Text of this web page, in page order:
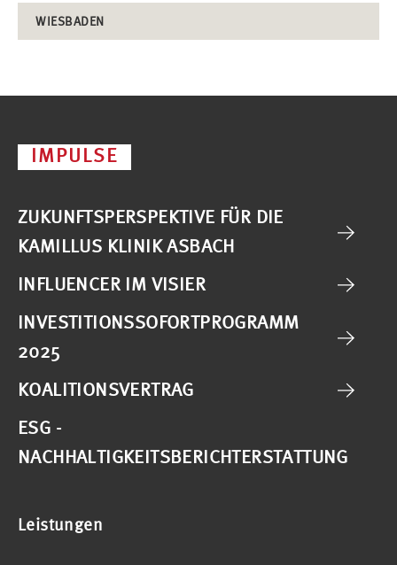
WIESBADEN
IMPULSE
ZUKUNFTSPERSPEKTIVE FÜR DIE
KAMILLUS KLINIK ASBACH
INFLUENCER IM VISIER
INVESTITIONSSOFORTPROGRAMM
2025
KOALITIONSVERTRAG
ESG -
NACHHALTIGKEITSBERICHTERSTATTUNG
Leistungen